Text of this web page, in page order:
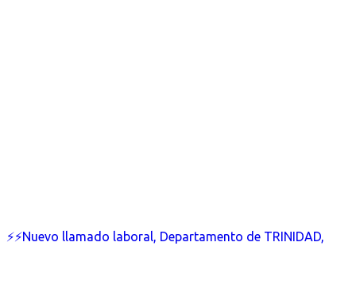
⚡⚡Nuevo llamado laboral, Departamento de TRINIDAD,